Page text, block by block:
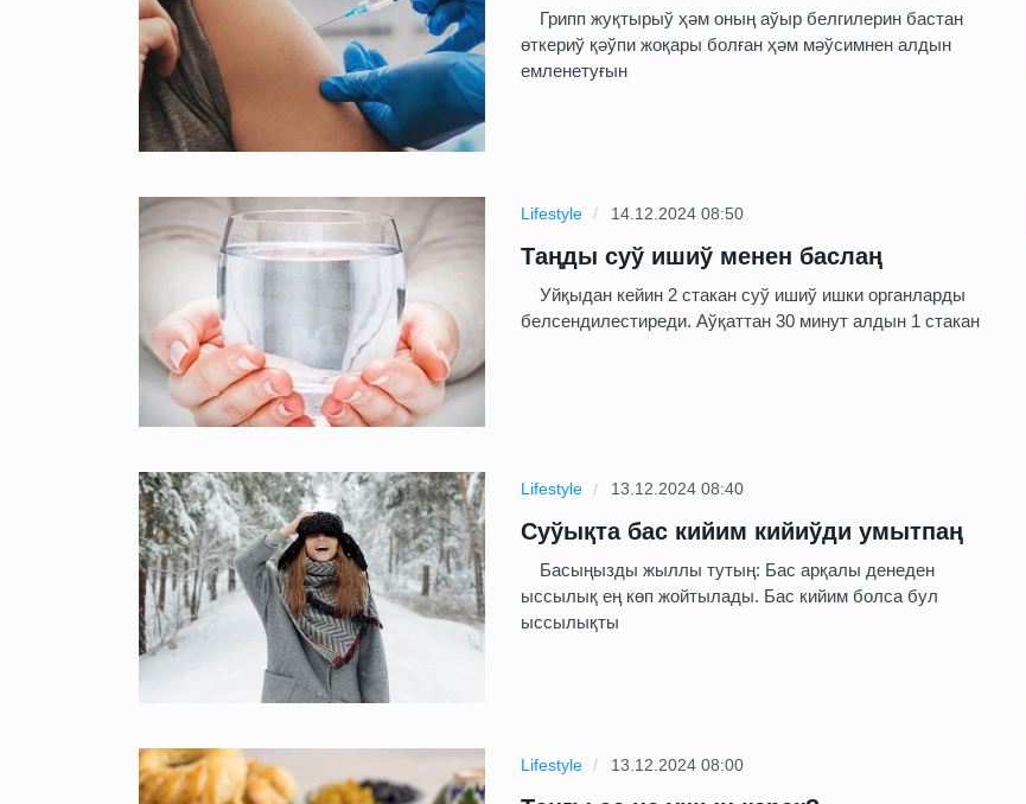
Грипп жуқтырыў ҳәм оның аўыр белгилерин бастан
өткериў қәўпи жоқары болған ҳәм мәўсимнен алдын
емленетуғын
Lifestyle 14.12.2024 08:50
Таңды суў ишиў менен баслаң
Уйқыдан кейин 2 стакан суў ишиў ишки органларды
белсендилестиреди. Аўқаттан 30 минут алдын 1 стакан
Lifestyle 13.12.2024 08:40
Суўықта бас кийим кийиўди умытпаң
Басыңызды жыллы тутың: Бас арқалы денеден
ыссылық ең көп жойтылады. Бас кийим болса бул
ыссылықты
Lifestyle 13.12.2024 08:00